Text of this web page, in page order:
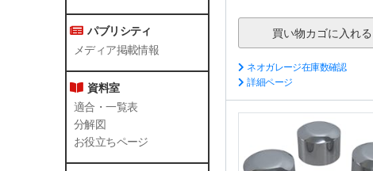
パブリシティ
メディア掲載情報
資料室
適合・一覧表
分解図
お役立ちページ
ネオガレージ在庫数確認
詳細ページ